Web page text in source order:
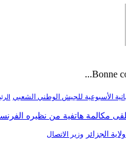
Bonne
الأسبوعية للجيش الوطني الشعبي
مكالمة هاتفية من نظيره
الجزائر وزير الاتصال